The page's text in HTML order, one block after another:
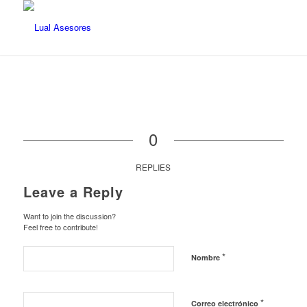
0
REPLIES
Leave a Reply
Want to join the discussion?
Feel free to contribute!
Nombre *
Correo electrónico *